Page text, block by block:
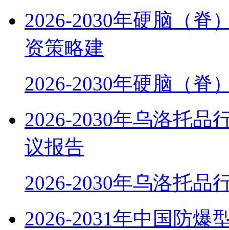
2026-2030年硬脑（脊
资策略建
2026-2030年硬脑（脊
2026-2030年乌洛托品
议报告
2026-2030年乌洛托品
2026-2031年中国防爆